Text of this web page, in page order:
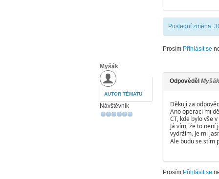
Poslední změna:
Prosím Přihlásit se
Myšák
AUTOR TÉMATU
Návštěvník
Odpověděl Myšák
Děkuji za
Ano operaci mi
CT, kde bylo vše
Já vím, že to
vydržím. Je mi
Ale budu se stím
Prosím Přihlásit se